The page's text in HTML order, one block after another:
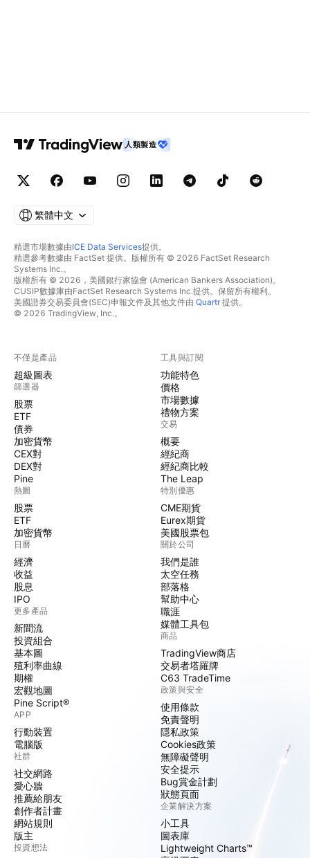
人類製造
繁體中文
精選市場數據由ICE Data Services提供。
精選參考數據由 FactSet 提供。版權所有 © 2026 FactSet Research
Systems Inc.。
版權所有 © 2026，美國銀行家協會 (American Bankers Association)。
CUSIP數據庫由FactSet Research Systems Inc.提供。保留所有權利。
美國證券交易委員會(SEC)申報文件及其他文件由 Quartr提供。
© 2026 TradingView, Inc.。
不僅是產品
超級圖表
篩選器
股票
ETF
債券
加密貨幣
CEX對
DEX對
Pine
熱圖
股票
ETF
加密貨幣
日曆
經濟
收益
股息
IPO
更多產品
新聞流
投資組合
基本圖
殖利率曲線
期權
宏觀地圖
Pine Script®
APP
行動裝置
電腦版
社群
社交網路
愛心牆
推薦給朋友
創作者計畫
網站規則
版主
投資想法
工具與訂閱
功能特色
價格
市場數據
禮物方案
交易
概要
經紀商
經紀商比較
The Leap
特別優惠
CME期貨
Eurex期貨
美國股票包
關於公司
我們是誰
太空任務
部落格
幫助中心
職涯
媒體工具包
商品
TradingView商店
交易者塔羅牌
C63 TradeTime
政策與安全
使用條款
免責聲明
隱私政策
Cookies政策
無障礙聲明
安全提示
Bug賞金計劃
狀態頁面
企業解決方案
小工具
圖表庫
Lightweight Charts™